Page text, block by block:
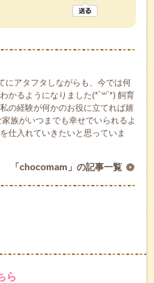
にアタフタしながらも、今では何
かるようになりました(*´꒳`*) 飼育
の経験が何かのお役に立てれば嬉
族がいつまでも幸せでいられるよ
仕入れていきたいと思っていま
「chocomam」の記事一覧
ら